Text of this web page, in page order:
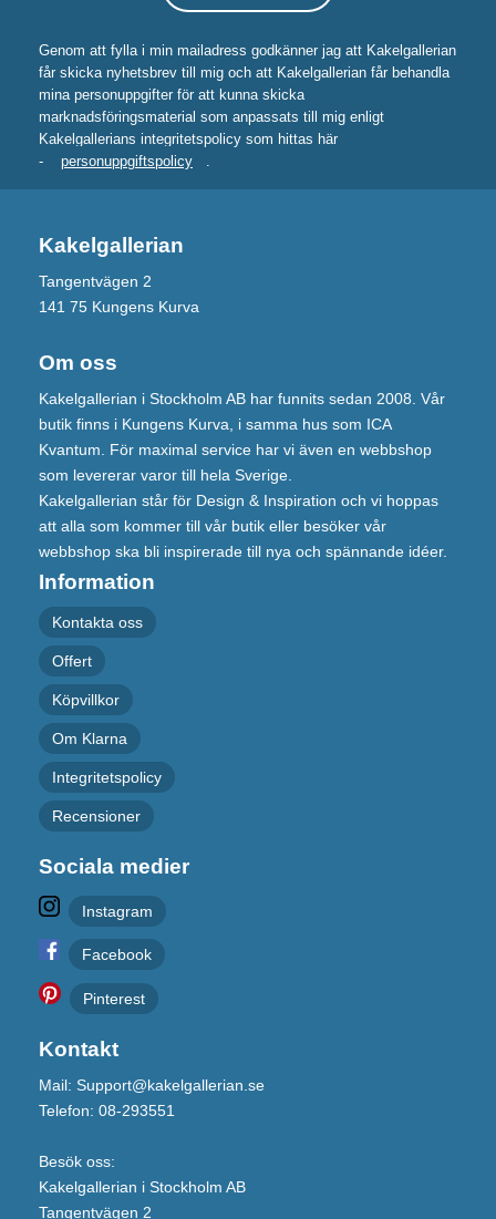
Genom att fylla i min mailadress godkänner jag att Kakelgallerian
får skicka nyhetsbrev till mig och att Kakelgallerian får behandla
mina personuppgifter för att kunna skicka
marknadsföringsmaterial som anpassats till mig enligt
Kakelgallerians integritetspolicy som hittas här
-
personuppgiftspolicy .
Kakelgallerian
Tangentvägen 2
141 75 Kungens Kurva
Om oss
Kakelgallerian i Stockholm AB har funnits sedan 2008. Vår
butik finns i Kungens Kurva, i samma hus som ICA
Kvantum. För maximal service har vi även en webbshop
som levererar varor till hela Sverige.
Kakelgallerian står för Design & Inspiration och vi hoppas
att alla som kommer till vår butik eller besöker vår
webbshop ska bli inspirerade till nya och spännande idéer.
Information
Kontakta oss
Offert
Köpvillkor
Om Klarna
Integritetspolicy
Recensioner
Sociala medier
Instagram
Facebook
Pinterest
Kontakt
Mail: Support@kakelgallerian.se
Telefon: 08-293551
Besök oss:
Kakelgallerian i Stockholm AB
Tangentvägen 2